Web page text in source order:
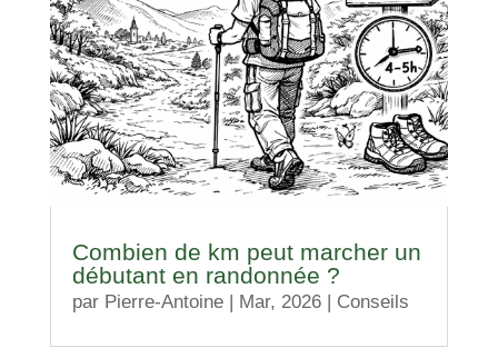
Combien de km peut marcher un
débutant en randonnée ?
par Pierre-Antoine| Mar, 2026| Conseils